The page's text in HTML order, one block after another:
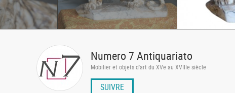
Numero 7 Antiquariato
Mobilier et objets d'art du XVe au XVIIIe siècle
SUIVRE